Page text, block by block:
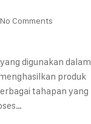
No Comments
digunakan dalam
produk
tahapan yang